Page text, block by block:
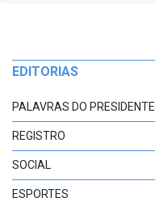
EDITORIAS
PALAVRAS DO PRESIDENTE
REGISTRO
SOCIAL
ESPORTES